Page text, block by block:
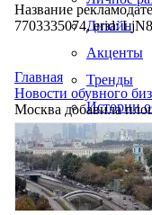
Дизайн
Акценты
Тренды
Истории
Название
7703335074, erid:
Главная
Новости обувного
Москва добавила